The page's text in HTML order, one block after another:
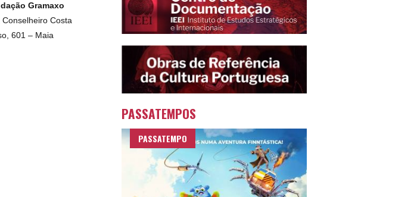
Gramaxo
Conselheiro Costa
601 – Maia
PASSATEMPOS
PASSATEMPO